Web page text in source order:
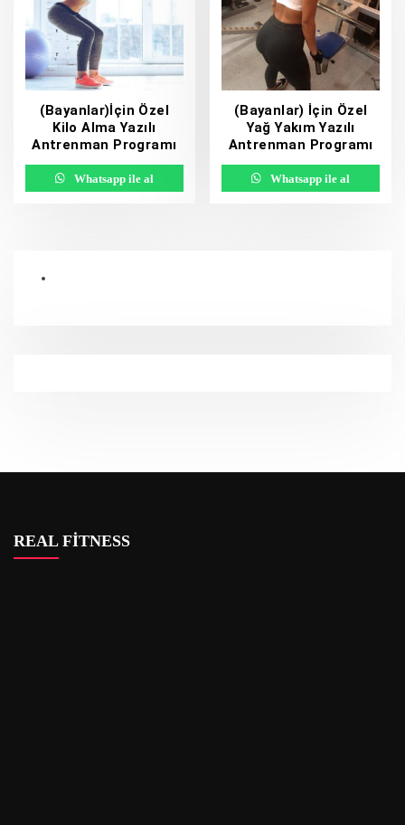
(Bayanlar)İçin Özel
Kilo Alma Yazılı
Antrenman Programı
Whatsapp ile al
(Bayanlar) İçin Özel
Yağ Yakım Yazılı
Antrenman Programı
Whatsapp ile al
REAL FİTNESS